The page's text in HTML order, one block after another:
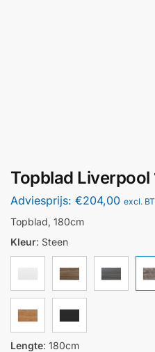
Topblad Liverpool
Adviesprijs: €204,00 excl.
Topblad, 180cm
Kleur: Steen
Lengte: 180cm